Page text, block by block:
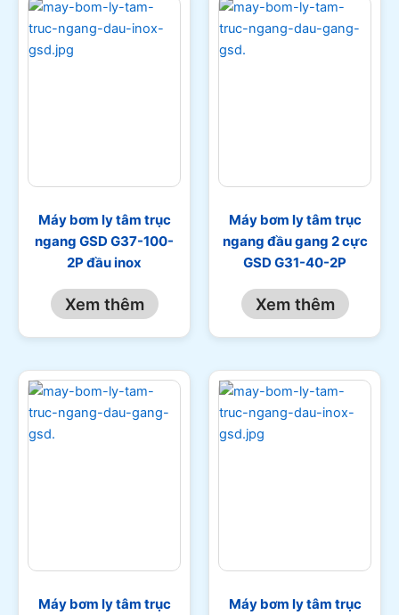
Máy bơm ly tâm trục
ngang GSD G37-100-
2P đầu inox
Xem thêm
Máy bơm ly tâm trục
ngang đầu gang 2 cực
GSD G31-40-2P
Xem thêm
Máy bơm ly tâm trục
Máy bơm ly tâm trục